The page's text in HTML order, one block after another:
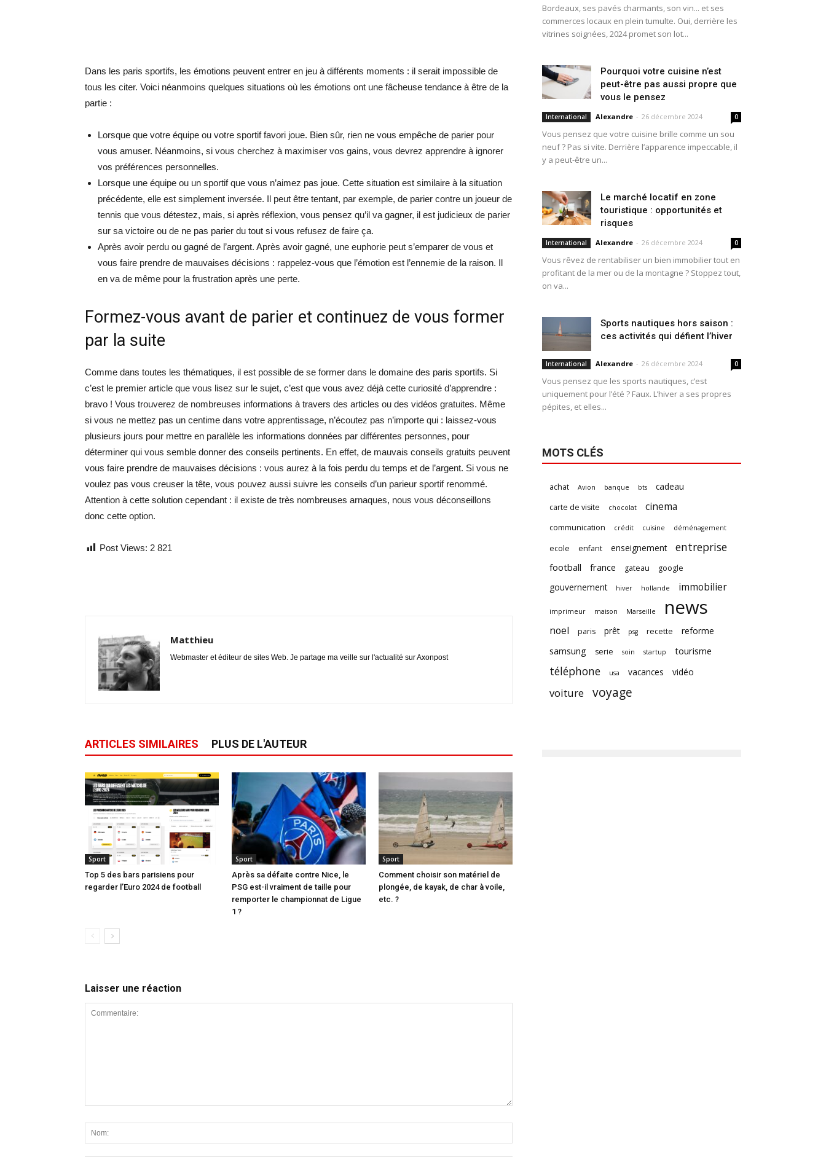
Dans les paris sportifs, les émotions peuvent entrer en jeu à différents moments : il serait impossible de
tous les citer. Voici néanmoins quelques situations où les émotions ont une fâcheuse tendance à être de la
partie :
Lorsque que votre équipe ou votre sportif favori joue. Bien sûr, rien ne vous empêche de parier pour
vous amuser. Néanmoins, si vous cherchez à maximiser vos gains, vous devrez apprendre à ignorer
vos préférences personnelles.
Lorsque une équipe ou un sportif que vous n’aimez pas joue. Cette situation est similaire à la situation
précédente, elle est simplement inversée. Il peut être tentant, par exemple, de parier contre un joueur de
tennis que vous détestez, mais, si après réflexion, vous pensez qu’il va gagner, il est judicieux de parier
sur sa victoire ou de ne pas parier du tout si vous refusez de faire ça.
Après avoir perdu ou gagné de l’argent. Après avoir gagné, une euphorie peut s’emparer de vous et
vous faire prendre de mauvaises décisions : rappelez-vous que l’émotion est l’ennemie de la raison. Il
en va de même pour la frustration après une perte.
Formez-vous avant de parier et continuez de vous former
par la suite
Comme dans toutes les thématiques, il est possible de se former dans le domaine des paris sportifs. Si
c’est le premier article que vous lisez sur le sujet, c’est que vous avez déjà cette curiosité d’apprendre :
bravo ! Vous trouverez de nombreuses informations à travers des articles ou des vidéos gratuites. Même
si vous ne mettez pas un centime dans votre apprentissage, n’écoutez pas n’importe qui : laissez-vous
plusieurs jours pour mettre en parallèle les informations données par différentes personnes, pour
déterminer qui vous semble donner des conseils pertinents. En effet, de mauvais conseils gratuits peuvent
vous faire prendre de mauvaises décisions : vous aurez à la fois perdu du temps et de l’argent. Si vous ne
voulez pas vous creuser la tête, vous pouvez aussi suivre les conseils d’un parieur sportif renommé.
Attention à cette solution cependant : il existe de très nombreuses arnaques, nous vous déconseillons
donc cette option.
Post Views: 2 821
Matthieu
Webmaster et éditeur de sites Web. Je partage ma veille sur l'actualité sur Axonpost
ARTICLES SIMILAIRES PLUS DE L'AUTEUR
Sport
Top 5 des bars parisiens pour
regarder l’Euro 2024 de football
Sport
Après sa défaite contre Nice, le
PSG est-il vraiment de taille pour
remporter le championnat de Ligue
1 ?
Sport
Comment choisir son matériel de
plongée, de kayak, de char à voile,
etc. ?
Laisser une réaction
Bordeaux, ses pavés charmants, son vin... et ses
commerces locaux en plein tumulte. Oui, derrière les
vitrines soignées, 2024 promet son lot...
Pourquoi votre cuisine n’est
peut-être pas aussi propre que
vous le pensez
International Alexandre - 26 décembre 2024 0
Vous pensez que votre cuisine brille comme un sou
neuf ? Pas si vite. Derrière l’apparence impeccable, il
y a peut-être un...
Le marché locatif en zone
touristique : opportunités et
risques
International Alexandre - 26 décembre 2024 0
Vous rêvez de rentabiliser un bien immobilier tout en
profitant de la mer ou de la montagne ? Stoppez tout,
on va...
Sports nautiques hors saison :
ces activités qui défient l’hiver
International Alexandre - 26 décembre 2024 0
Vous pensez que les sports nautiques, c’est
uniquement pour l’été ? Faux. L’hiver a ses propres
pépites, et elles...
MOTS CLÉS
achat Avion banque bts cadeau
carte de visite chocolat cinema
communication crédit cuisine déménagement
ecole enfant enseignement entreprise
football france gateau google
gouvernement hiver hollande immobilier
imprimeur maison Marseille news
noel paris prêt psg recette reforme
samsung serie soin startup tourisme
téléphone usa vacances vidéo
voiture voyage